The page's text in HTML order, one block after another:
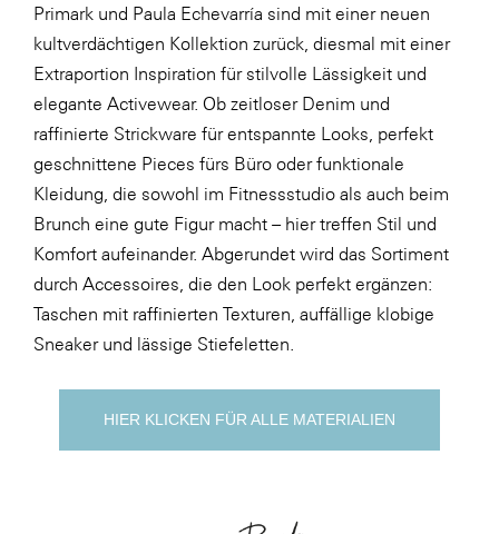
GBV - Verband gemeinnütziger
Bauvereinigungen
Getzner Werkstoffe
Heimat Österreich
ikp
Johnson & Johnson
JELD-WEN DANA
kosaplaner
LAT Nitrogen
Libro
Lidl Österreich
Primark und Paula Echevarría sind mit einer neuen
kultverdächtigen Kollektion zurück, diesmal mit einer
Extraportion Inspiration für stilvolle Lässigkeit und
elegante Activewear. Ob zeitloser Denim und
raffinierte Strickware für entspannte Looks, perfekt
geschnittene Pieces fürs Büro oder funktionale
Kleidung, die sowohl im Fitnessstudio als auch beim
Brunch eine gute Figur macht – hier treffen Stil und
Komfort aufeinander. Abgerundet wird das Sortiment
durch Accessoires, die den Look perfekt ergänzen:
Taschen mit raffinierten Texturen, auffällige klobige
Sneaker und lässige Stiefeletten.
HIER KLICKEN FÜR ALLE MATERIALIEN